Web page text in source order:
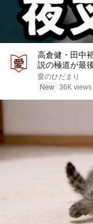
高倉健・田中
説の極道が最
説
愛のひだまり
New 36K views